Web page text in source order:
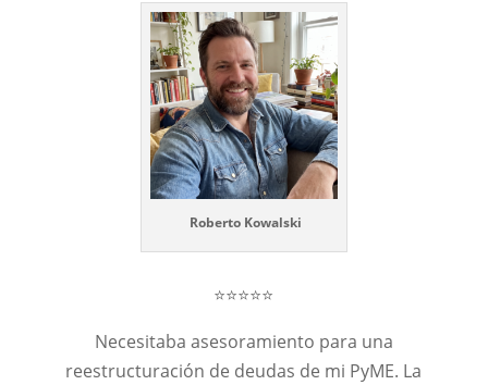
Roberto Kowalski
⭐⭐⭐⭐⭐
Necesitaba asesoramiento para una
reestructuración de deudas de mi PyME. La